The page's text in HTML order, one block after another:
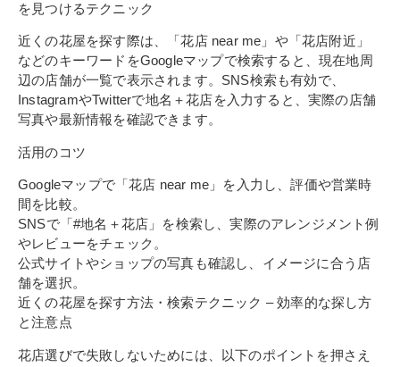
を見つけるテクニック
近くの花屋を探す際は、「花店 near me」や「花店附近」
などのキーワードをGoogleマップで検索すると、現在地周
辺の店舗が一覧で表示されます。SNS検索も有効で、
InstagramやTwitterで地名＋花店を入力すると、実際の店舗
写真や最新情報を確認できます。
活用のコツ
Googleマップで「花店 near me」を入力し、評価や営業時
間を比較。
SNSで「#地名＋花店」を検索し、実際のアレンジメント例
やレビューをチェック。
公式サイトやショップの写真も確認し、イメージに合う店
舗を選択。
近くの花屋を探す方法・検索テクニック – 効率的な探し方
と注意点
花店選びで失敗しないためには、以下のポイントを押さえ